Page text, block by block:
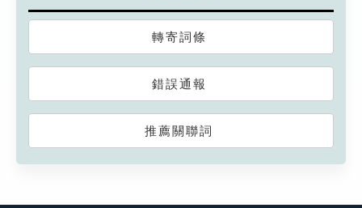
轉寄詞條
錯誤通報
推薦關聯詞